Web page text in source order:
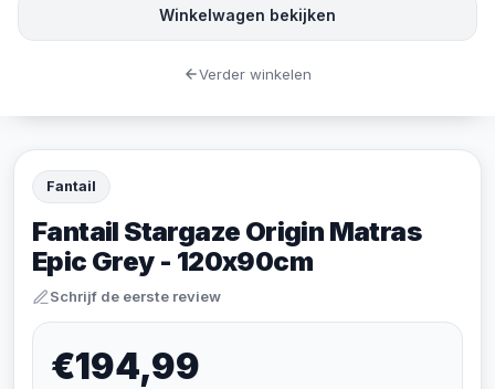
Fantail
Fantail Stargaze Origin Matras
Epic Grey - 120x90cm
Schrijf de eerste review
€194,99
Winkelwagen bekijken
Verder winkelen